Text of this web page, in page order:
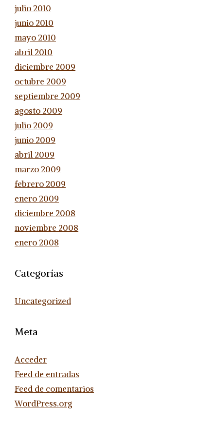
julio 2010
junio 2010
mayo 2010
abril 2010
diciembre 2009
octubre 2009
septiembre 2009
agosto 2009
julio 2009
junio 2009
abril 2009
marzo 2009
febrero 2009
enero 2009
diciembre 2008
noviembre 2008
enero 2008
Categorías
Uncategorized
Meta
Acceder
Feed de entradas
Feed de comentarios
WordPress.org